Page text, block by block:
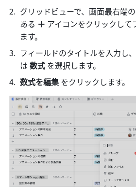
グリッドビューで、画面最右端
ある ＋ アイコンをクリックし
ます。
フィールドのタイトルを入力し
は 数式 を選択します。
数式を編集 をクリックします。